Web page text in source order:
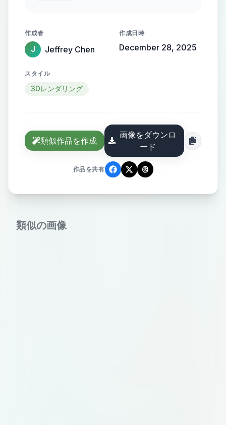
雨滴。脖子上系着一条棕色的围巾，
围巾在胸前打了一个结。背景是雨夜
水与反光，背景模糊处理以突出主
体。艺术风格为3D动画/皮克斯风格，
卡通渲染，高细节，纹理清晰。细腻
的光影处理，包括湿润皮肤的高光与
作成者
J Jeffrey Chen
作成日時
December 28, 2025
スタイル
3Dレンダリング
類似作品を作成
画像をダウンロ
ード
作品を共有
類似の画像